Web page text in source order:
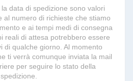
data di spedizione sono valori
al numero di richieste che stiamo
e ai tempi medi di consegna
reali di attesa potrebbero essere
di qualche giorno. Al momento
ti verrà comunque inviata la mail
per seguire lo stato della
spedizione.